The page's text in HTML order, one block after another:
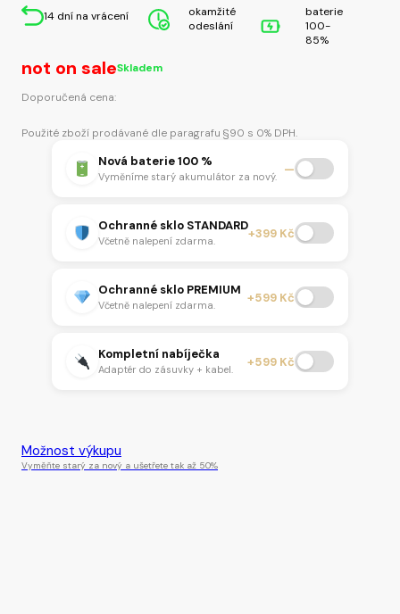
14 dní na vrácení
okamžité
odeslání
baterie
100-
85%
not on saleSkladem
Doporučená cena:
Použité zboží prodávané dle paragrafu §90 s 0% DPH.
Nová baterie 100 %
Vyměníme starý akumulátor za nový. —
Ochranné sklo STANDARD
Včetně nalepení zdarma. +399 Kč
Ochranné sklo PREMIUM
Včetně nalepení zdarma. +599 Kč
Kompletní nabíječka
Adaptér do zásuvky + kabel. +599 Kč
Možnost výkupu
Vyměňte starý za nový a ušetřete tak až 50%